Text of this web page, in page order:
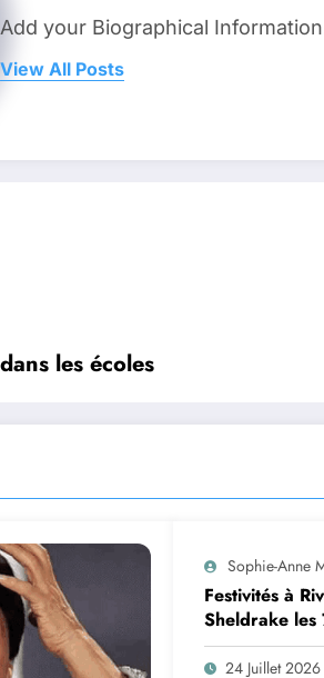
Add your Biographical
View All Posts
les écoles
Sophie-Anne
Festivités à
Sheldrake
24 Juillet 2026